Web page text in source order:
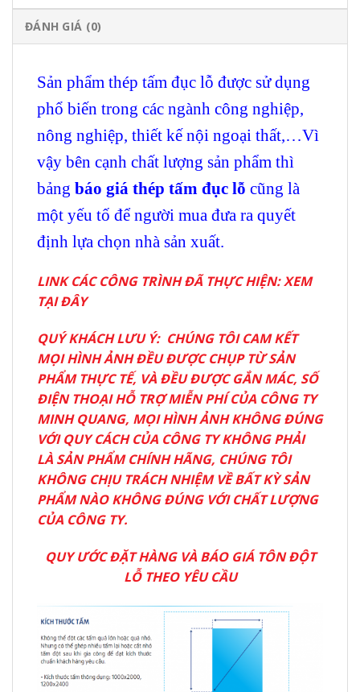
ĐÁNH GIÁ (0)
Sản phẩm thép tấm đục lỗ được sử dụng
phổ biến trong các ngành công nghiệp,
nông nghiệp, thiết kế nội ngoại thất,…Vì
vậy bên cạnh chất lượng sản phẩm thì
bảng báo giá thép tấm đục lỗ cũng là
một yếu tố để người mua đưa ra quyết
định lựa chọn nhà sản xuất.
LINK CÁC CÔNG TRÌNH ĐÃ THỰC HIỆN:XEM
TẠI ĐÂY
QUÝ KHÁCH LƯU Ý: CHÚNG TÔI CAM KẾT
MỌI HÌNH ẢNH ĐỀU ĐƯỢC CHỤP TỪ SẢN
PHẨM THỰC TẾ, VÀ ĐỀU ĐƯỢC GẮN MÁC, SỐ
ĐIỆN THOẠI HỖ TRỢ MIỄN PHÍ CỦA CÔNG TY
MINH QUANG, MỌI HÌNH ẢNH KHÔNG ĐÚNG
VỚI QUY CÁCH CỦA CÔNG TY KHÔNG PHẢI
LÀ SẢN PHẨM CHÍNH HÃNG, CHÚNG TÔI
KHÔNG CHỊU TRÁCH NHIỆM VỀ BẤT KỲ SẢN
PHẨM NÀO KHÔNG ĐÚNG VỚI CHẤT LƯỢNG
CỦA CÔNG TY.
QUY ƯỚC ĐẶT HÀNG VÀ BÁO GIÁ TÔN ĐỘT
LỖ THEO YÊU CẦU